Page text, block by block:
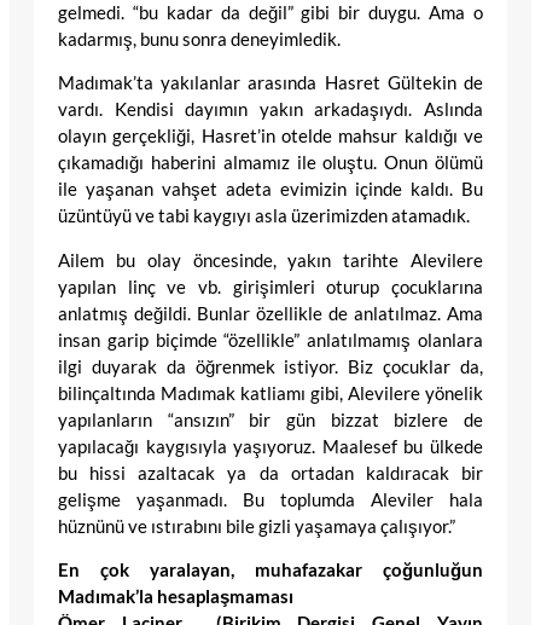
gelmedi. “bu kadar da değil” gibi bir duygu. Ama o
kadarmış, bunu sonra deneyimledik.
Madımak’ta yakılanlar arasında Hasret Gültekin de
vardı. Kendisi dayımın yakın arkadaşıydı. Aslında
olayın gerçekliği, Hasret’in otelde mahsur kaldığı ve
çıkamadığı haberini almamız ile oluştu. Onun ölümü
ile yaşanan vahşet adeta evimizin içinde kaldı. Bu
üzüntüyü ve tabi kaygıyı asla üzerimizden atamadık.
Ailem bu olay öncesinde, yakın tarihte Alevilere
yapılan linç ve vb. girişimleri oturup çocuklarına
anlatmış değildi. Bunlar özellikle de anlatılmaz. Ama
insan garip biçimde “özellikle” anlatılmamış olanlara
ilgi duyarak da öğrenmek istiyor. Biz çocuklar da,
bilinçaltında Madımak katliamı gibi, Alevilere yönelik
yapılanların “ansızın” bir gün bizzat bizlere de
yapılacağı kaygısıyla yaşıyoruz. Maalesef bu ülkede
bu hissi azaltacak ya da ortadan kaldıracak bir
gelişme yaşanmadı. Bu toplumda Aleviler hala
hüznünü ve ıstırabını bile gizli yaşamaya çalışıyor.”
En çok yaralayan, muhafazakar çoğunluğun
Madımak’la hesaplaşmaması